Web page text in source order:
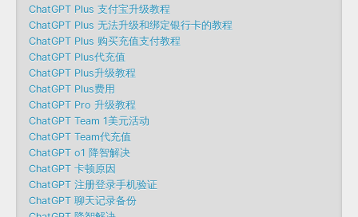
ChatGPT Plus 支付宝升级教程
ChatGPT Plus 无法升级和绑定银行卡的教程
ChatGPT Plus 购买充值支付教程
ChatGPT Plus代充值
ChatGPT Plus升级教程
ChatGPT Plus费用
ChatGPT Pro 升级教程
ChatGPT Team 1美元活动
ChatGPT Team代充值
ChatGPT o1 降智解决
ChatGPT 卡顿原因
ChatGPT 注册登录手机验证
ChatGPT 聊天记录备份